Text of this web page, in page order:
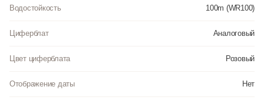
Водостойкость 100m (WR100)
Циферблат Аналоговый
Цвет циферблата Розовый
Отображение даты Нет